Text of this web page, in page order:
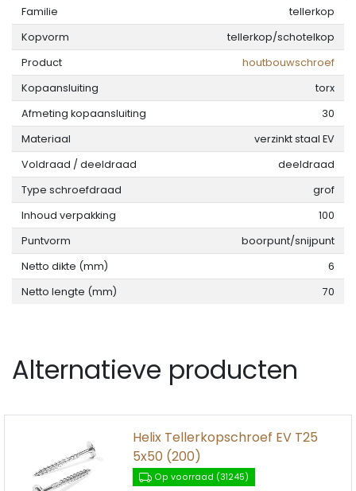
Familie
tellerkop
Kopvorm
tellerkop/schotelkop
Product
houtbouwschroef
Kopaansluiting
torx
Afmeting kopaansluiting
30
Materiaal
verzinkt staal EV
Voldraad / deeldraad
deeldraad
Type schroefdraad
grof
Inhoud verpakking
100
Puntvorm
boorpunt/snijpunt
Netto dikte (mm)
6
Netto lengte (mm)
70
Alternatieve producten
Helix Tellerkopschroef EV T25
5x50 (200)
Op voorraad (31245)